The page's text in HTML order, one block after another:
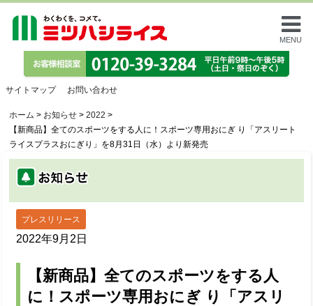
MENU
サイトマップ お問い合わせ
ホーム > お知らせ > 2022 >
【新商品】全てのスポーツをする⼈に！スポーツ専⽤おにぎ り「アスリート
ライスプラスおにぎり」を8⽉31⽇（⽔）より新発売
プレスリリース
2022年9月2日
【新商品】全てのスポーツをする⼈
に！スポーツ専⽤おにぎ り「アスリ